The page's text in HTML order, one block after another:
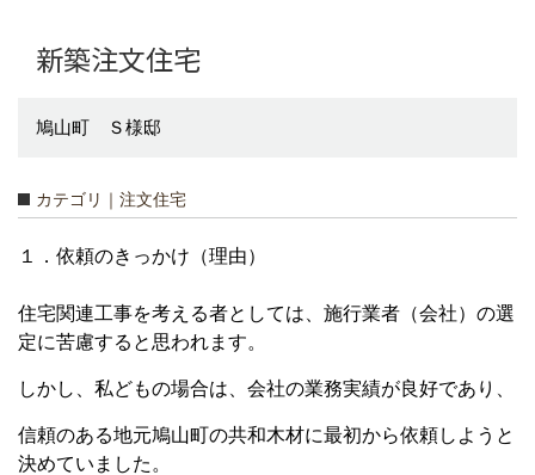
新築注文住宅
鳩山町 Ｓ様邸
カテゴリ｜注文住宅
１．依頼のきっかけ（理由）
住宅関連工事を考える者としては、施行業者（会社）の選
定に苦慮すると思われます。
しかし、私どもの場合は、会社の業務実績が良好であり、
信頼のある地元鳩山町の共和木材に最初から依頼しようと
決めていました。